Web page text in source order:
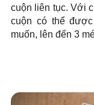
cuộn liên tục. Với
cuộn có thể
muốn, lên đến 3